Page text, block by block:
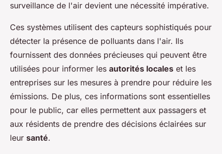
surveillance de l'air devient une nécessité impérative.
Ces systèmes utilisent des capteurs sophistiqués pour
détecter la présence de polluants dans l'air. Ils
fournissent des données précieuses qui peuvent être
utilisées pour informer les autorités locales et les
entreprises sur les mesures à prendre pour réduire les
émissions. De plus, ces informations sont essentielles
pour le public, car elles permettent aux passagers et
aux résidents de prendre des décisions éclairées sur
leur santé.